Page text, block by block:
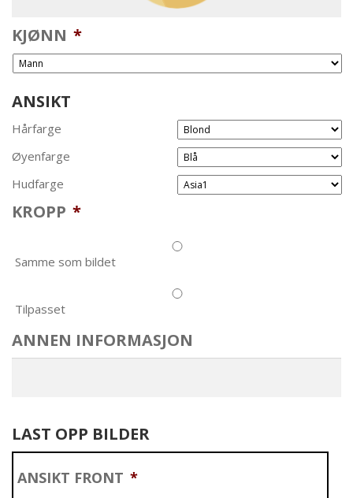
KJØNN *
ANSIKT
Hårfarge
Øyenfarge
Hudfarge
KROPP *
Samme som bildet
Tilpasset
ANNEN INFORMASJON
LAST OPP BILDER
ANSIKT FRONT *